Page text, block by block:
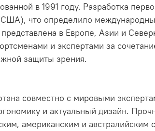
в 1991 году. Разработка
что определило
в Европе, Азии и
и экспертами за
защиты зрения.
совместно с мировыми
и актуальный дизайн.
американским и австралийским